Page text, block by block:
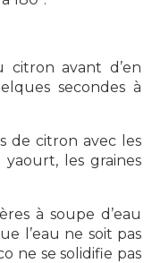
citron avant d’en
secondes à
de citron avec les
les graines
à soupe d’eau
l’eau ne soit pas
ne se solidifie pas